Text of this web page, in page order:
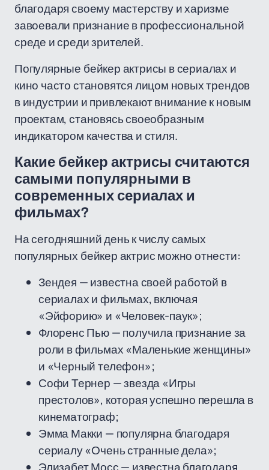
благодаря своему мастерству и харизме
завоевали признание в профессиональной
среде и среди зрителей.
Популярные бейкер актрисы в сериалах и
кино часто становятся лицом новых трендов
в индустрии и привлекают внимание к новым
проектам, становясь своеобразным
индикатором качества и стиля.
Какие бейкер актрисы считаются
самыми популярными в
современных сериалах и
фильмах?
На сегодняшний день к числу самых
популярных бейкер актрис можно отнести:
Зендея — известна своей работой в
сериалах и фильмах, включая
«Эйфорию» и «Человек-паук»;
Флоренс Пью — получила признание за
роли в фильмах «Маленькие женщины»
и «Черный телефон»;
Софи Тернер — звезда «Игры
престолов», которая успешно перешла в
кинематограф;
Эмма Макки — популярна благодаря
сериалу «Очень странные дела»;